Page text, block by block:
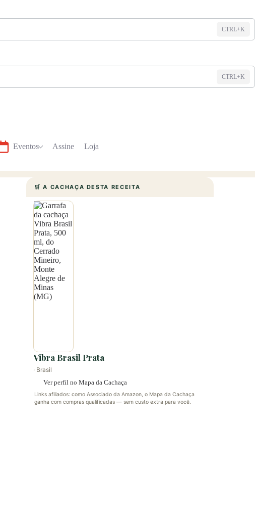
CTRL+K
CTRL+K
Eventos Assine Loja
🛒 A CACHAÇA DESTA RECEITA
Vibra Brasil Prata
· Brasil
Ver perfil no Mapa da Cachaça
Links afiliados: como Associado da Amazon, o Mapa da Cachaça
ganha com compras qualificadas — sem custo extra para você.